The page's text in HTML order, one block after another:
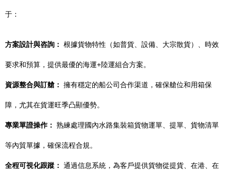
于：
方案設計與咨詢： 根據貨物特性（如普貨、設備、大宗散貨）、時效
要求和預算，提供最優的海運+陸運組合方案。
資源整合與訂艙： 擁有穩定的船公司合作渠道，確保艙位和用箱保
障，尤其在貨運旺季凸顯優勢。
專業單證操作： 熟練處理國內水路集裝箱貨物運單、提單、貨物清單
等內貿單據，確保流程合規。
全程可視化跟蹤： 通過信息系統，為客戶提供貨物從提貨、在港、在